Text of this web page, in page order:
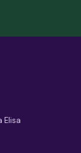
Elisa